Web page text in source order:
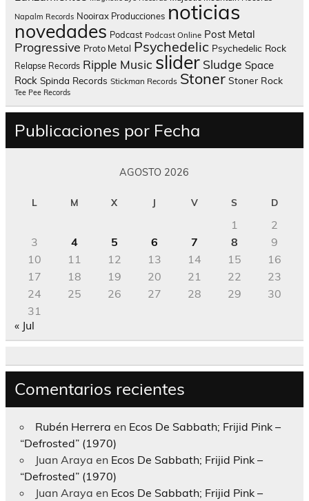
Napalm Records Nooirax Producciones noticias
novedades Podcast Podcast Online Post Metal
Progressive Proto Metal Psychedelic Psychedelic Rock
Relapse Records Ripple Music slider Sludge Space
Rock Spinda Records Stickman Records Stoner Stoner Rock
Tee Pee Records
Publicaciones por Fecha
AGOSTO 2026
L M X J V S D
1
2
3
4 5 6 7 8
9
10
11 12 13 14 15
16
17
18 19 20 21 22
23
24
25 26 27 28 29
30
31
« Jul
Comentarios recientes
Rubén Herrera en Ecos De Sabbath; Frijid Pink –
“Defrosted” (1970)
Juan Araya en Ecos De Sabbath; Frijid Pink –
“Defrosted” (1970)
Juan Araya en Ecos De Sabbath; Frijid Pink –